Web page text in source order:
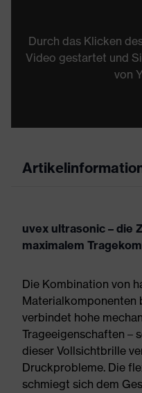
Durch das Klicken
Video gestartet und
von
uvex ultrasonic – die
maximalem
Die Kombination von
Materialkomponenten
verbindet hohe
Trageeigenschaften –
dieser Vollsichtbrille
Druckprobleme. Die
schmiegt sich dem